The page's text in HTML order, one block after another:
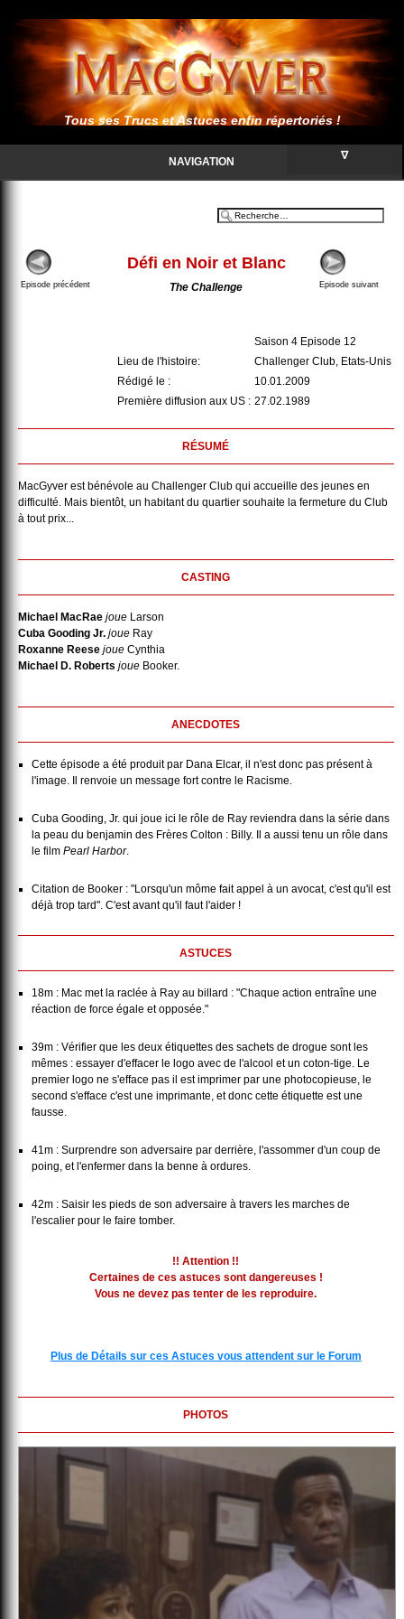
Tous ses Trucs et Astuces enfin répertoriés !
NAVIGATION ∇
Défi en Noir et Blanc
Episode précédent The Challenge Episode suivant
Saison 4 Episode 12
Lieu de l'histoire:
Challenger Club, Etats-Unis
Rédigé le :
10.01.2009
Première diffusion aux US : 27.02.1989
RÉSUMÉ
MacGyver est bénévole au Challenger Club qui accueille des jeunes en
difficulté. Mais bientôt, un habitant du quartier souhaite la fermeture du Club
à tout prix...
CASTING
Michael MacRae joue Larson
Cuba Gooding Jr. joue Ray
Roxanne Reese joue Cynthia
Michael D. Roberts joue Booker.
ANECDOTES
Cette épisode a été produit par Dana Elcar, il n'est donc pas présent à
l'image. Il renvoie un message fort contre le Racisme.
Cuba Gooding, Jr. qui joue ici le rôle de Ray reviendra dans la série dans
la peau du benjamin des Frères Colton : Billy. Il a aussi tenu un rôle dans
le film Pearl Harbor.
Citation de Booker : "Lorsqu'un môme fait appel à un avocat, c'est qu'il est
déjà trop tard". C'est avant qu'il faut l'aider !
ASTUCES
18m : Mac met la raclée à Ray au billard : "Chaque action entraîne une
réaction de force égale et opposée."
39m : Vérifier que les deux étiquettes des sachets de drogue sont les
mêmes : essayer d'effacer le logo avec de l'alcool et un coton-tige. Le
premier logo ne s'efface pas il est imprimer par une photocopieuse, le
second s'efface c'est une imprimante, et donc cette étiquette est une
fausse.
41m : Surprendre son adversaire par derrière, l'assommer d'un coup de
poing, et l'enfermer dans la benne à ordures.
42m : Saisir les pieds de son adversaire à travers les marches de
l'escalier pour le faire tomber.
!! Attention !!
Certaines de ces astuces sont dangereuses !
Vous ne devez pas tenter de les reproduire.
Plus de Détails sur ces Astuces vous attendent sur le Forum
PHOTOS